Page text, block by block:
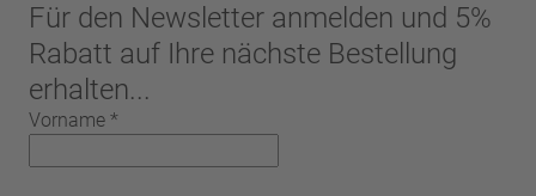
Für den Newsletter anmelden und 5%
Rabatt auf Ihre nächste Bestellung
erhalten...
Vorname *